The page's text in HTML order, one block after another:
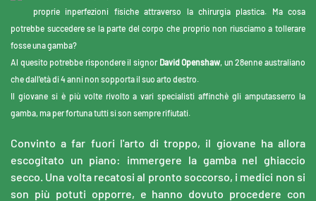
proprie inperfezioni fisiche attraverso la chirurgia plastica. Ma cosa
potrebbe succedere se la parte del corpo che proprio non riusciamo a tollerare
fosse una gamba?
Al quesito potrebbe rispondere il signor David Openshaw, un 28enne australiano
che dall'età di 4 anni non sopporta il suo arto destro.
Il giovane si è più volte rivolto a vari specialisti affinchè gli amputasserro la
gamba, ma per fortuna tutti si son sempre rifiutati.
Convinto a far fuori l'arto di troppo, il giovane ha allora
escogitato un piano: immergere la gamba nel ghiaccio
secco. Una volta recatosi al pronto soccorso, i medici non si
son più potuti opporre, e hanno dovuto procedere con